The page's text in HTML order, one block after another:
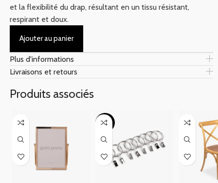
et la flexibilité du drap, résultant en un tissu résistant,
respirant et doux.
Ajouter au panier
Plus d'informations
Livraisons et retours
Produits associés
-72%